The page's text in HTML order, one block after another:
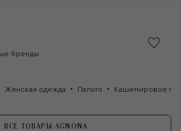
бренды
Женская одежда Пальто Кашемировое
ВСЕ ТОВАРЫ AGNONA